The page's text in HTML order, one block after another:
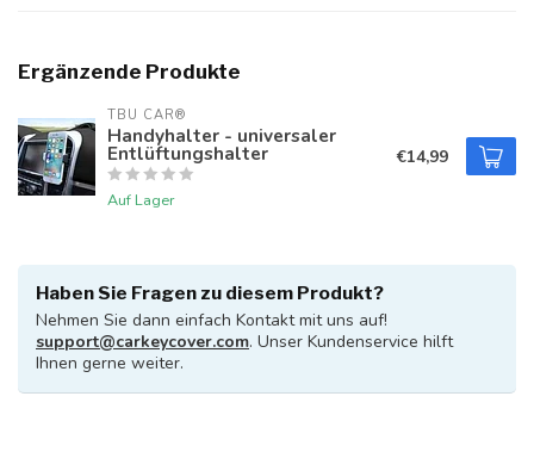
Ergänzende Produkte
TBU CAR®
Handyhalter - universaler
Entlüftungshalter
Auf Lager
€14,99
Haben Sie Fragen zu diesem Produkt?
Nehmen Sie dann einfach Kontakt mit uns auf!
support@carkeycover.com. Unser Kundenservice hilft
Ihnen gerne weiter.